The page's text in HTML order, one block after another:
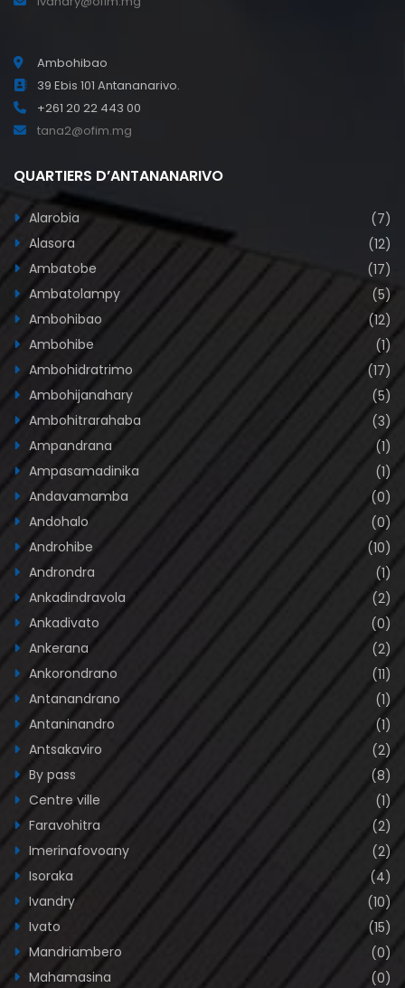
Ambohibao
39 Ebis 101 Antananarivo.
+261 20 22 443 00
tana2@ofim.mg
QUARTIERS D’ANTANANARIVO
Alarobia
(7)
Alasora
(12)
Ambatobe
(17)
Ambatolampy
(5)
Ambohibao
(12)
Ambohibe
(1)
Ambohidratrimo
(17)
Ambohijanahary
(5)
Ambohitrarahaba
(3)
Ampandrana
(1)
Ampasamadinika
(1)
Andavamamba
(0)
Andohalo
(0)
Androhibe
(10)
Androndra
(1)
Ankadindravola
(2)
Ankadivato
(0)
Ankerana
(2)
Ankorondrano
(11)
Antanandrano
(1)
Antaninandro
(1)
Antsakaviro
(2)
By pass
(8)
Centre ville
(1)
Faravohitra
(2)
Imerinafovoany
(2)
Isoraka
(4)
Ivandry
(10)
Ivato
(15)
Mandriambero
(0)
Mahamasina
(0)